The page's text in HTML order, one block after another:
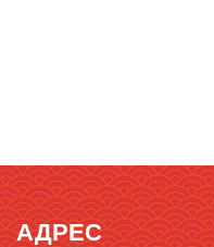
АДРЕС